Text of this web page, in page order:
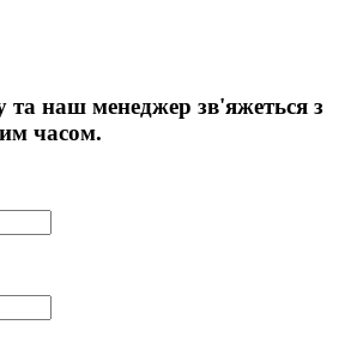
та наш менеджер зв'яжеться з
часом.